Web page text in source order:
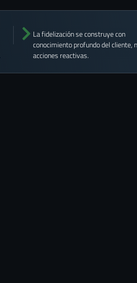
La fidelización se construye con
conocimiento profundo del cliente,
acciones reactivas.